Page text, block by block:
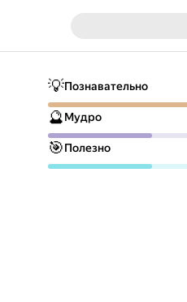
💡Познавательно
🔮Мудро
🎯Полезно